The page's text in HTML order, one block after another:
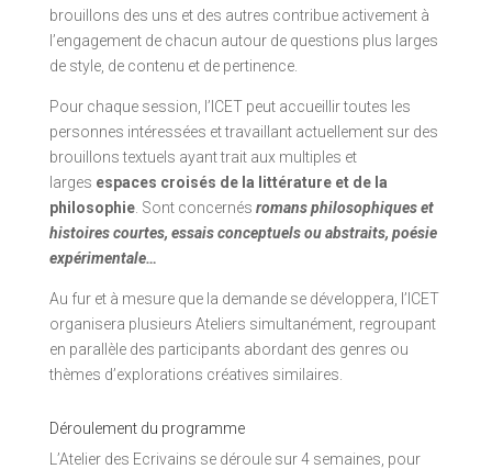
brouillons des uns et des autres contribue activement à
l’engagement de chacun autour de questions plus larges
de style, de contenu et de pertinence.
Pour chaque session, l’ICET peut accueillir toutes les
personnes intéressées et travaillant actuellement sur des
brouillons textuels ayant trait aux multiples et
larges espaces croisés de la littérature et de la
philosophie. Sont concernés romans philosophiques et
histoires courtes, essais conceptuels ou abstraits, poésie
expérimentale…
Au fur et à mesure que la demande se développera, l’ICET
organisera plusieurs Ateliers simultanément, regroupant
en parallèle des participants abordant des genres ou
thèmes d’explorations créatives similaires.
Déroulement du programme
L’Atelier des Ecrivains se déroule sur 4 semaines, pour